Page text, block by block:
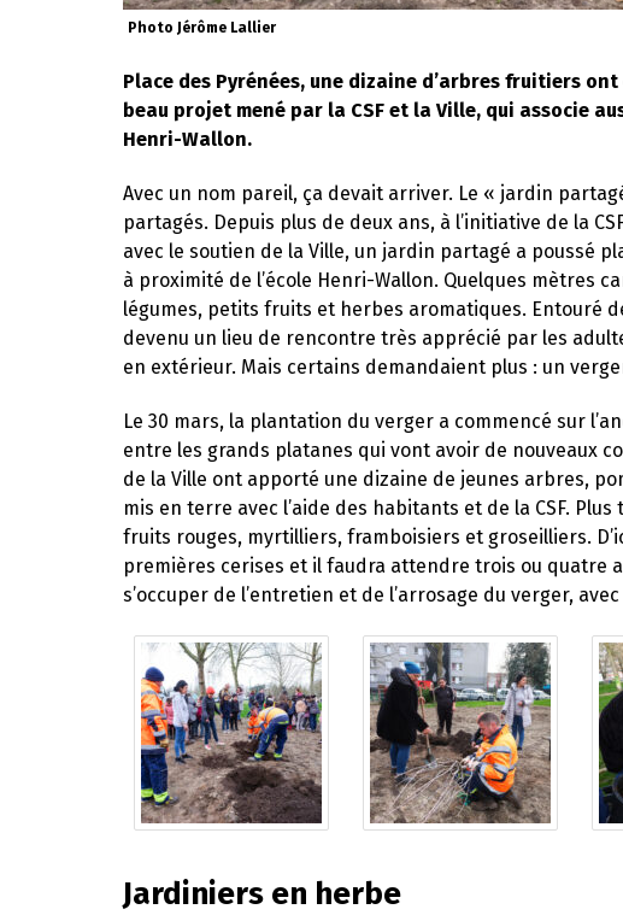
Photo Jérôme Lallier
Place des Pyrénées, une dizaine d’arbres fruitiers
beau projet mené par la CSF et la Ville, qui associe
Henri-Wallon.
Avec un nom pareil, ça devait arriver. Le « jardin
partagés. Depuis plus de deux ans, à l’initiative de la
avec le soutien de la Ville, un jardin partagé a poussé
à proximité de l’école Henri-Wallon. Quelques mètres
légumes, petits fruits et herbes aromatiques. Entouré
devenu un lieu de rencontre très apprécié par les
en extérieur. Mais certains demandaient plus : un
Le 30 mars, la plantation du verger a commencé sur
entre les grands platanes qui vont avoir de nouveaux
de la Ville ont apporté une dizaine de jeunes arbres,
mis en terre avec l’aide des habitants et de la CSF.
fruits rouges, myrtilliers, framboisiers et groseilliers.
premières cerises et il faudra attendre trois ou quatre
s’occuper de l’entretien et de l’arrosage du verger,
Jardiniers en herbe